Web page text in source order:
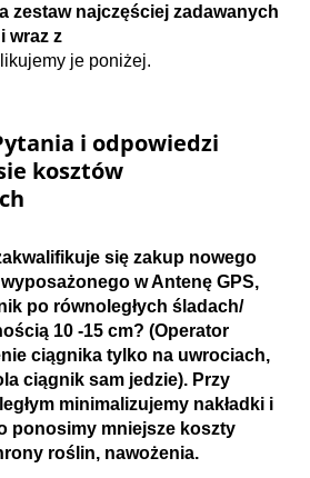
zestaw najczęściej zadawanych
wraz z
je poniżej.
i odpowiedzi
kosztów
się zakup nowego
w Antenę GPS,
po równoległych śladach/
10 -15 cm? (Operator
ciągnika tylko na uwrociach,
ciągnik sam jedzie). Przy
minimalizujemy nakładki i
ponosimy mniejsze koszty
roślin, nawożenia.